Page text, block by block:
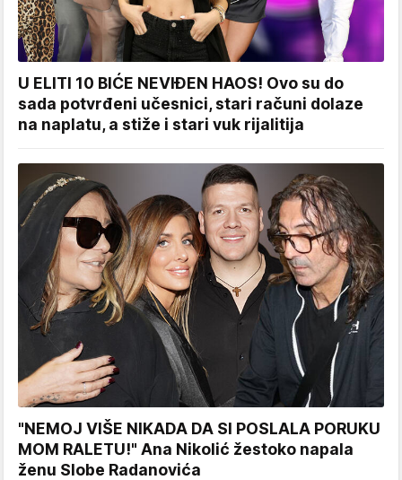
U ELITI 10 BIĆE NEVIĐEN HAOS! Ovo su do
sada potvrđeni učesnici, stari računi dolaze
na naplatu, a stiže i stari vuk rijalitija
"NEMOJ VIŠE NIKADA DA SI POSLALA PORUKU
MOM RALETU!" Ana Nikolić žestoko napala
ženu Slobe Radanovića